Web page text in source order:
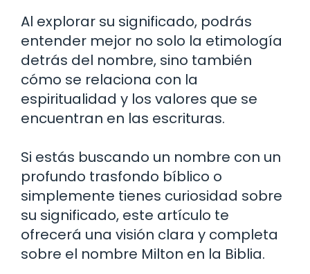
Al explorar su significado, podrás
entender mejor no solo la etimología
detrás del nombre, sino también
cómo se relaciona con la
espiritualidad y los valores que se
encuentran en las escrituras.
Si estás buscando un nombre con un
profundo trasfondo bíblico o
simplemente tienes curiosidad sobre
su significado, este artículo te
ofrecerá una visión clara y completa
sobre el nombre Milton en la Biblia.